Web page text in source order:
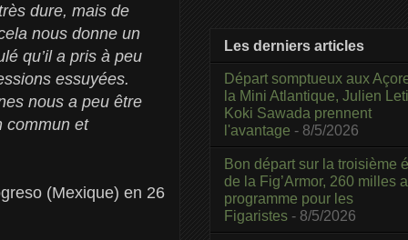
dure, mais de
nous donne un
qu’il a pris à peu
essuyées.
nous a peu être
commun et
(Mexique) en 26
Les derniers articles
Départ somptueux aux
la Mini Atlantique, Julien
Koki Sawada prennent
l'avantage - 8/5/2026
Bon départ sur la troisième
de la Fig’Armor, 260 milles
programme pour les
Figaristes - 8/5/2026